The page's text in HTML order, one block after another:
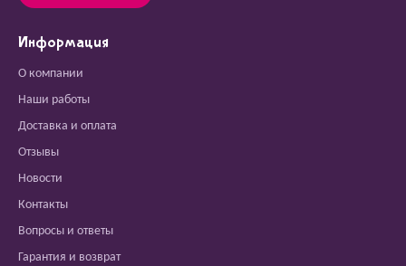
Информация
О компании
Наши работы
Доставка и оплата
Отзывы
Новости
Контакты
Вопросы и ответы
Гарантия и возврат